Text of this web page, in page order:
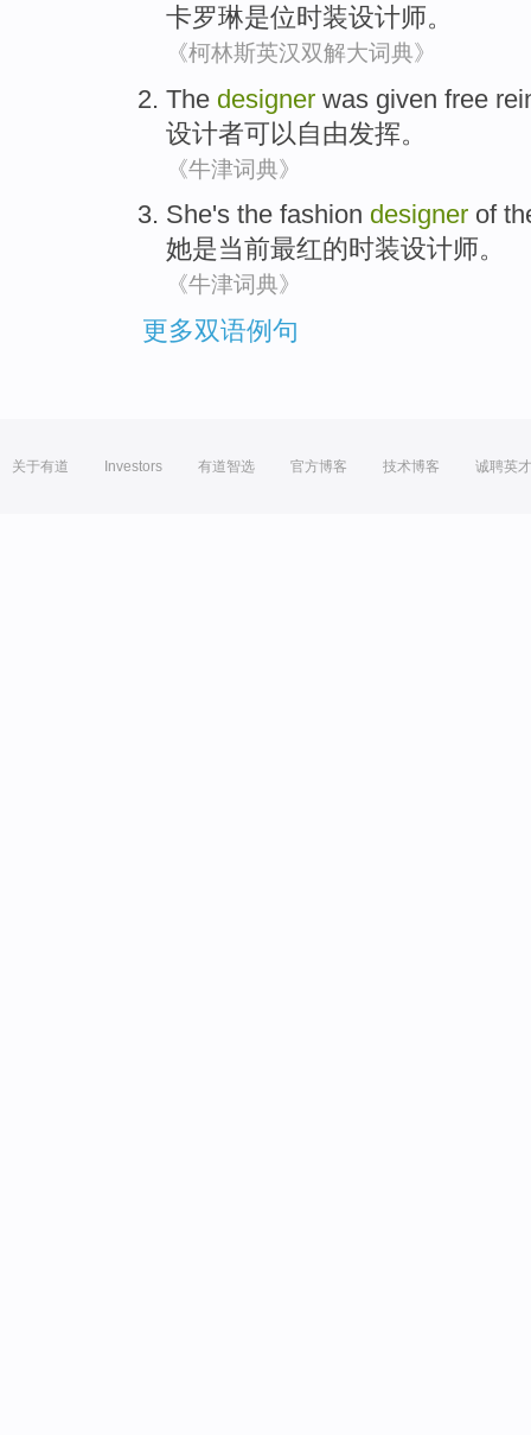
卡罗琳是位时装设计师。
《柯林斯英汉双解大词典》
The designer was given free
设计者可以自由发挥。
《牛津词典》
She's the fashion designer of
她是当前最红的时装设计师。
《牛津词典》
更多双语例句
关于有道 Investors 有道智选 官方博客 技术博客 诚聘英才